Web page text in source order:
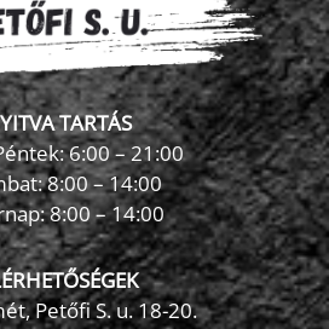
TARTÁS
6:00 – 21:00
8:00 – 14:00
8:00 – 14:00
Petőfi S. u. 18-20.